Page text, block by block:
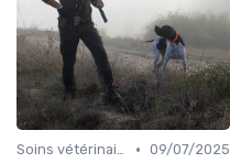
Soins vétérinaires pour chiens de chasse • 09/07/2025